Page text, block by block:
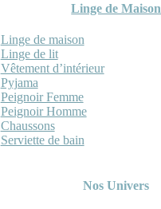
Linge de Maison
Linge de maison
Linge de lit
Vêtement d’intérieur
Pyjama
Peignoir Femme
Peignoir Homme
Chaussons
Serviette de bain
Nos Univers